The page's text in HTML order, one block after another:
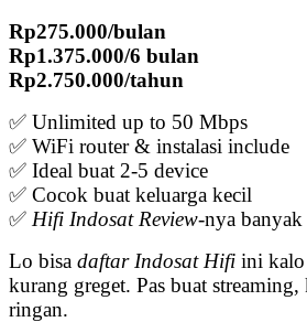
Rp275.000/bulan
Rp1.375.000/6 bulan
Rp2.750.000/tahun
✅ Unlimited up to 50 Mbps
✅ WiFi router & instalasi include
✅ Ideal buat 2-5 device
✅ Cocok buat keluarga kecil
✅ Hifi Indosat Review-nya banyak
Lo bisa daftar Indosat Hifi ini kalo
kurang greget. Pas buat
ringan.